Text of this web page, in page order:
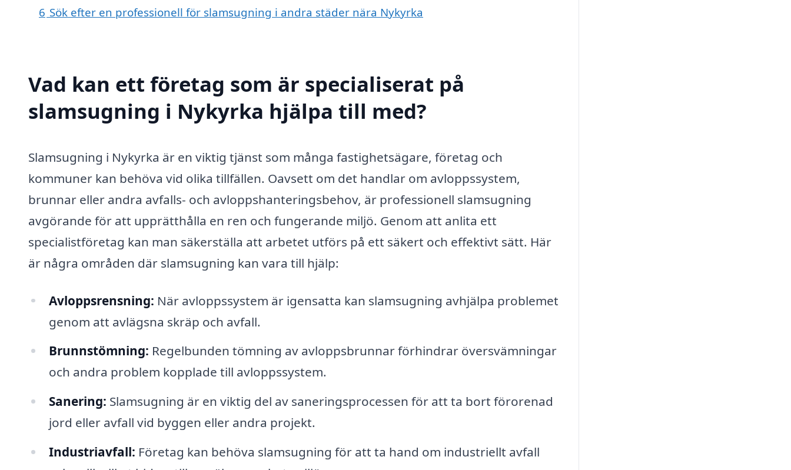
6 Sök efter en professionell för slamsugning i andra städer nära Nykyrka
Vad kan ett företag som är specialiserat på
slamsugning i Nykyrka hjälpa till med?
Slamsugning i Nykyrka är en viktig tjänst som många fastighetsägare, företag och
kommuner kan behöva vid olika tillfällen. Oavsett om det handlar om avloppssystem,
brunnar eller andra avfalls- och avloppshanteringsbehov, är professionell slamsugning
avgörande för att upprätthålla en ren och fungerande miljö. Genom att anlita ett
specialistföretag kan man säkerställa att arbetet utförs på ett säkert och effektivt sätt. Här
är några områden där slamsugning kan vara till hjälp:
Avloppsrensning: När avloppssystem är igensatta kan slamsugning avhjälpa problemet
genom att avlägsna skräp och avfall.
Brunnstömning: Regelbunden tömning av avloppsbrunnar förhindrar översvämningar
och andra problem kopplade till avloppssystem.
Sanering: Slamsugning är en viktig del av saneringsprocessen för att ta bort förorenad
jord eller avfall vid byggen eller andra projekt.
Industriavfall: Företag kan behöva slamsugning för att ta hand om industriellt avfall